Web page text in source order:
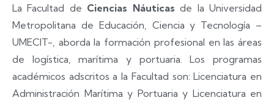
La Facultad de Ciencias Náuticas de la Universidad
Metropolitana de Educación, Ciencia y Tecnología –
UMECIT-, aborda la formación profesional en las áreas
de logística, marítima y portuaria. Los programas
académicos adscritos a la Facultad son: Licenciatura en
Administración Marítima y Portuaria y Licenciatura en